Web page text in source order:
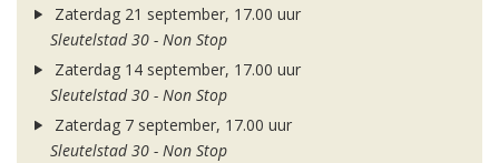
Zaterdag 21 september, 17.00 uur
Sleutelstad 30 - Non Stop
Zaterdag 14 september, 17.00 uur
Sleutelstad 30 - Non Stop
Zaterdag 7 september, 17.00 uur
Sleutelstad 30 - Non Stop